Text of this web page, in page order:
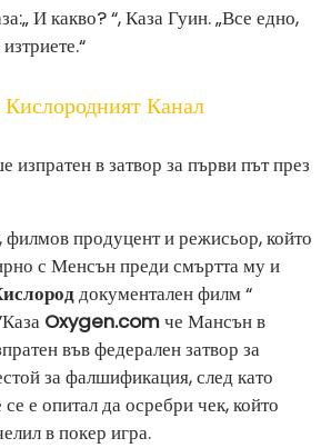
И какво? “, Каза Гуин. „Все едно,
Канал
в затвор за първи път през
продуцент и режисьор, който
с Менсън преди смъртта му и
документален филм “
Oxygen.comче Мансън в
във федерален затвор за
за фалшификация, след като
е опитал да осребри чек, който
в покер игра.